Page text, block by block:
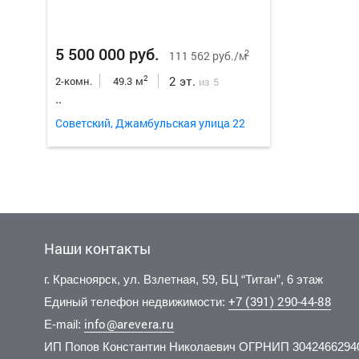
5 500 000 руб. 111 562 руб./м2
2-комн. 49.3 м2 2 эт. из 5
..
Советский, Джамбульская улица 22
5 300 000 руб. 105 788 руб./м2 7 500
8 190 000 руб. 114 706 руб./м2 5 000
Наши контакты
г. Красноярск, ул. Взлетная, 59, БЦ “Титан”, 6 этаж
Единый телефон недвижимости: +7 (391) 290-44-88
E-mail: info@arevera.ru
ИП Попов Константин Николаевич ОГРНИП